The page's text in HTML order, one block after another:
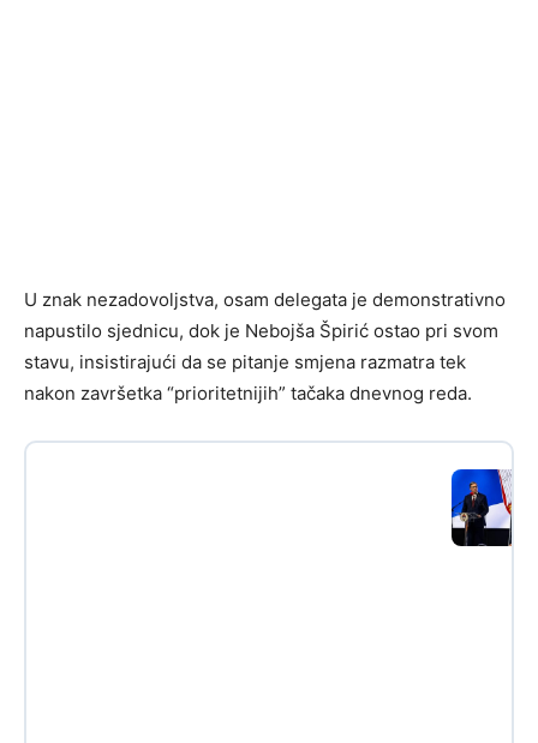
U znak nezadovoljstva, osam delegata je demonstrativno
napustilo sjednicu, dok je Nebojša Špirić ostao pri svom
stavu, insistirajući da se pitanje smjena razmatra tek
nakon završetka “prioritetnijih” tačaka dnevnog reda.